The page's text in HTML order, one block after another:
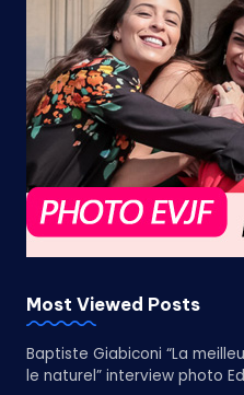
Most Viewed Posts
Baptiste Giabiconi “La
le naturel” interview photo